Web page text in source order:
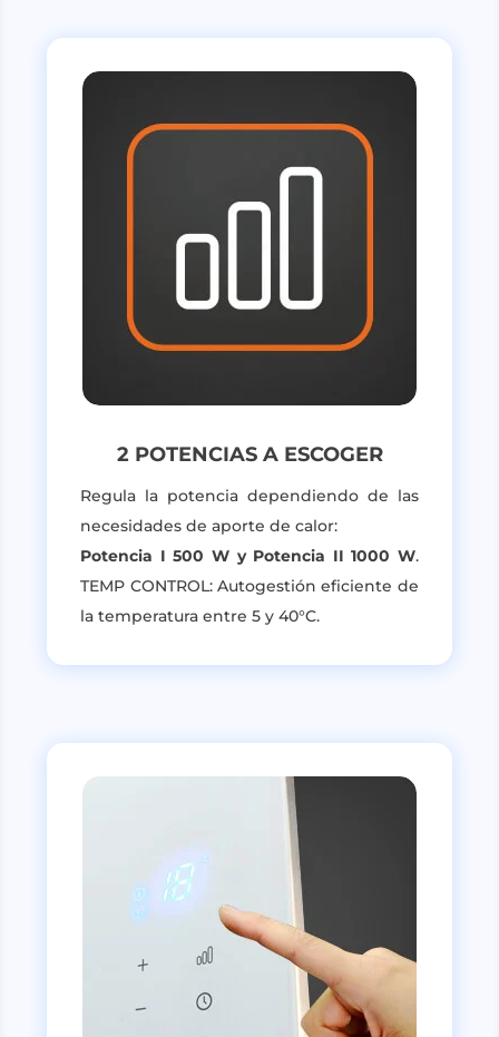
2 POTENCIAS A ESCOGER
Regula la potencia dependiendo de las
necesidades de aporte de calor:
Potencia I 500 W y Potencia II 1000 W.
TEMP CONTROL: Autogestión eficiente de
la temperatura entre 5 y 40°C.